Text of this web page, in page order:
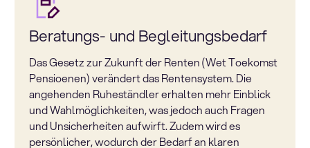
Beratungs- und Begleitungsbedarf
Das Gesetz zur Zukunft der Renten (Wet Toekomst
Pensioenen) verändert das Rentensystem. Die
angehenden Ruheständler erhalten mehr Einblick
und Wahlmöglichkeiten, was jedoch auch Fragen
und Unsicherheiten aufwirft. Zudem wird es
persönlicher, wodurch der Bedarf an klaren